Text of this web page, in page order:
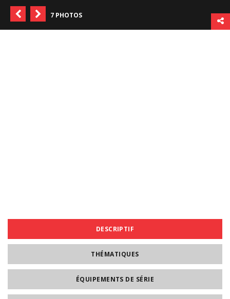
7 PHOTOS
DESCRIPTIF
THÉMATIQUES
ÉQUIPEMENTS DE SÉRIE